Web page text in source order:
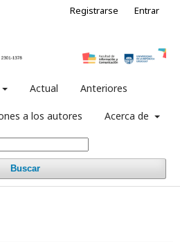
Actual Anteriores
a los autores Acerca de
Buscar
Registrarse Entrar